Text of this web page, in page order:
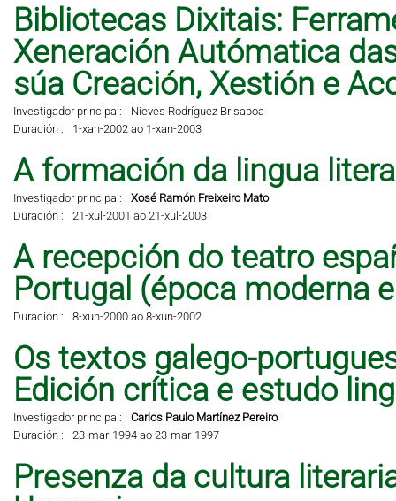
Bibliotecas Dixitais:
Xeneración Autómatica
súa Creación, Xestión e
Investigador principal:
Nieves Rodríguez Brisaboa
Duración :
1-xan-2002 ao 1-xan-2003
A formación da lingua
Investigador principal:
Xosé Ramón Freixeiro Mato
Duración :
21-xul-2001 ao 21-xul-2003
A recepción do teatro
Portugal (época moderna
Duración : 8-xun-2000 ao 8-xun-2002
Os textos galego-
Edición crítica e estudo
Investigador principal:
Carlos Paulo Martínez Pereiro
Duración :
23-mar-1994 ao 23-mar-1997
Presenza da cultura